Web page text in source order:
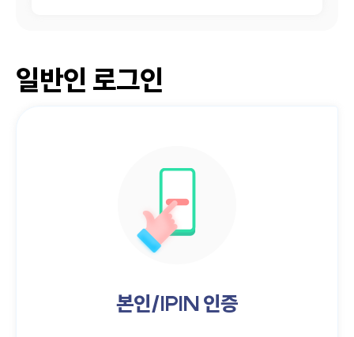
일반인 로그인
본인/IPIN 인증